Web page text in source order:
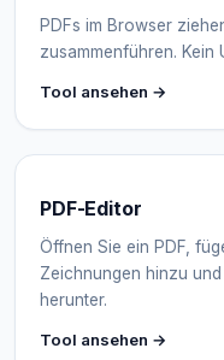
PDFs im Browser
zusammenführen. Kein
Tool ansehen →
PDF-Editor
Öffnen Sie ein PDF,
Zeichnungen hinzu
herunter.
Tool ansehen →